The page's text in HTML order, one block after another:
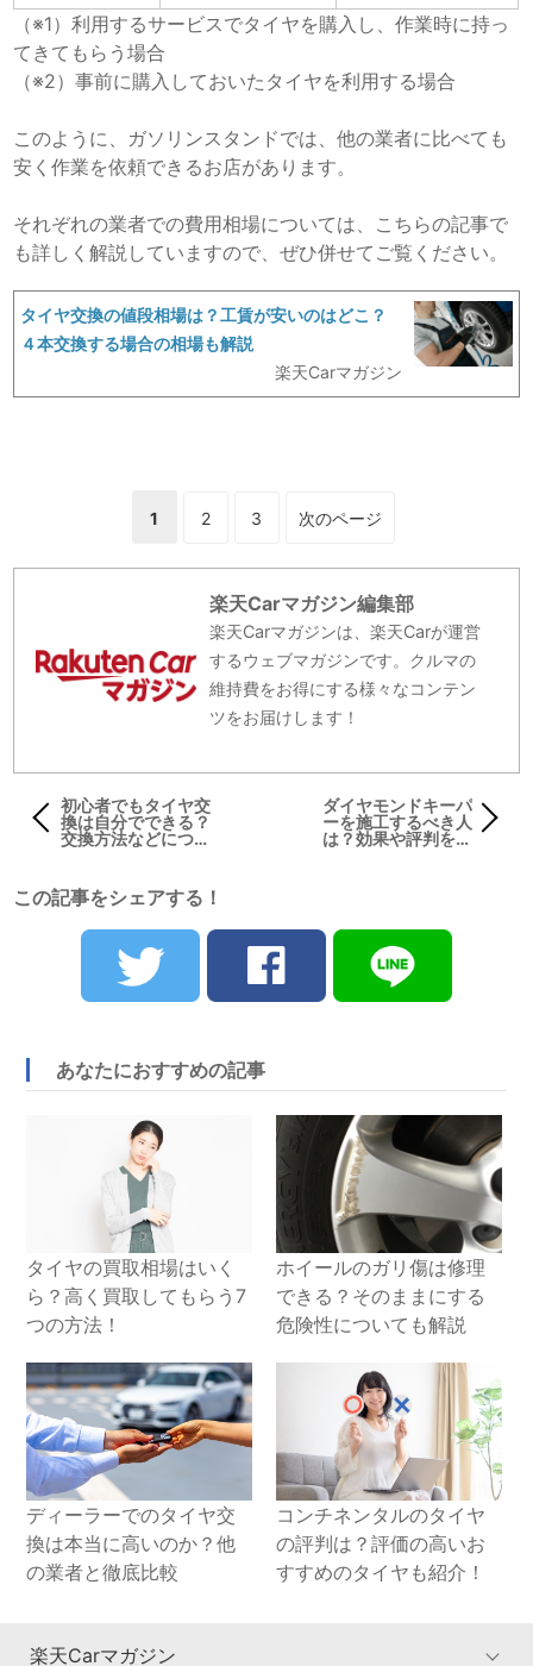
（※1）利用するサービスでタイヤを購入し、作業時に持っ
てきてもらう場合
（※2）事前に購入しておいたタイヤを利用する場合
このように、ガソリンスタンドでは、他の業者に比べても
安く作業を依頼できるお店があります。
それぞれの業者での費用相場については、こちらの記事で
も詳しく解説していますので、ぜひ併せてご覧ください。
タイヤ交換の値段相場は？工賃が安いのはどこ？
４本交換する場合の相場も解説
楽天Carマガジン
1 2 3 次のページ
楽天Carマガジン編集部
楽天Carマガジンは、楽天Carが運営
するウェブマガジンです。クルマの
維持費をお得にする様々なコンテン
ツをお届けします！
初心者でもタイヤ交
換は自分でできる？
交換方法などについ
ダイヤモンドキーパ
ーを施工するべき人
は？効果や評判を解
この記事をシェアする！
あなたにおすすめの記事
タイヤの買取相場はいく
ら？高く買取してもらう7
つの方法！
ホイールのガリ傷は修理
できる？そのままにする
危険性についても解説
ディーラーでのタイヤ交
換は本当に高いのか？他
の業者と徹底比較
コンチネンタルのタイヤ
の評判は？評価の高いお
すすめのタイヤも紹介！
楽天Carマガジン